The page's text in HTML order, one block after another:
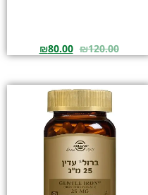
₪120.00
₪80.00